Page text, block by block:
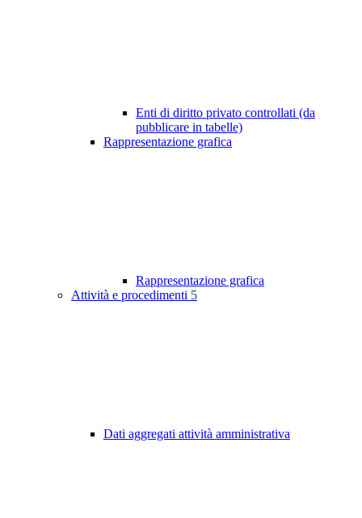
Enti di diritto privato controllati (da
pubblicare in tabelle)
Rappresentazione grafica
Rappresentazione grafica
Attività e procedimenti 5
Dati aggregati attività amministrativa